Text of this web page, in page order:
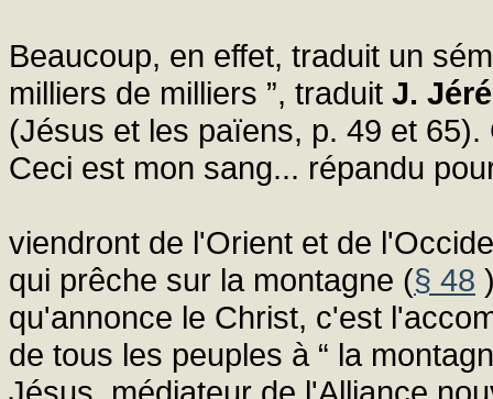
Beaucoup, en effet, traduit un
milliers de milliers ”, traduit J.
(Jésus et les païens, p. 49 et
Ceci est mon sang... répandu
viendront de l'Orient et de
qui prêche sur la montagne (§ 48
qu'annonce le Christ, c'est
de tous les peuples à “ la
Jésus, médiateur de l'Alliance